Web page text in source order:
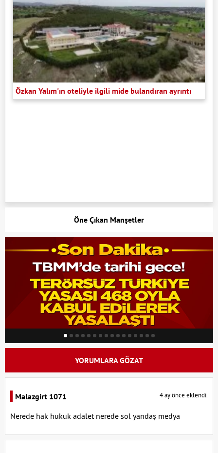
Özkan Yalım'ın oteliyle ilgili mide bulandıran ayrıntı
Öne Çıkan Manşetler
YORUMLARA GÖZAT
Malazgirt 1071 4 ay önce eklendi.
Nerede hak hukuk adalet nerede sol yandaş medya